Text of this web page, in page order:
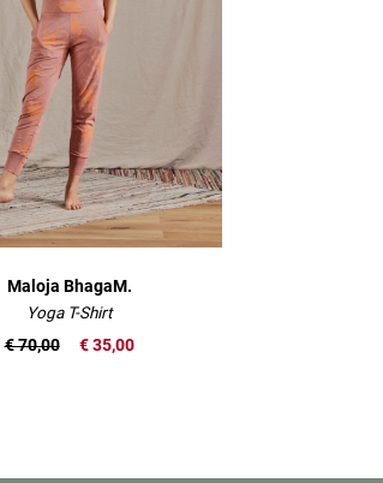
Maloja BhagaM.
Yoga T-Shirt
€ 35,00
€ 70,00